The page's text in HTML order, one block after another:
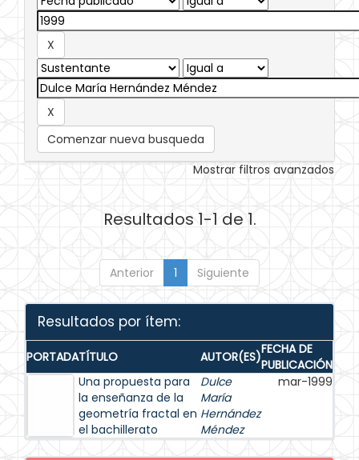
Comenzar nueva busqueda
Mostrar filtros avanzados
Resultados 1-1 de 1.
Anterior 1 Siguiente
Resultados por ítem:
PORTADATÍTULO AUTOR(ES)FECHA DE
PUBLICACIÓN
Una propuesta para
la enseñanza de la
geometría fractal en
el bachillerato
Dulce
María
Hernández
Méndez
mar-1999